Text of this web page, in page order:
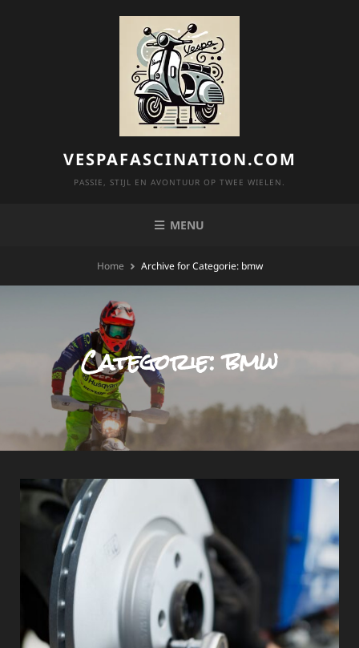
VESPAFASCINATION.COM
PASSIE, STIJL EN AVONTUUR OP TWEE WIELEN.
MENU
Home Archive forCategorie: bmw
Categorie:bmw